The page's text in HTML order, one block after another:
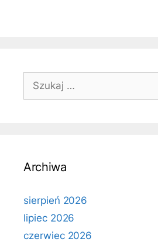
Szukaj:
Archiwa
sierpień 2026
lipiec 2026
czerwiec 2026